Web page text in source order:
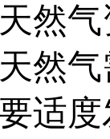
然
然
适